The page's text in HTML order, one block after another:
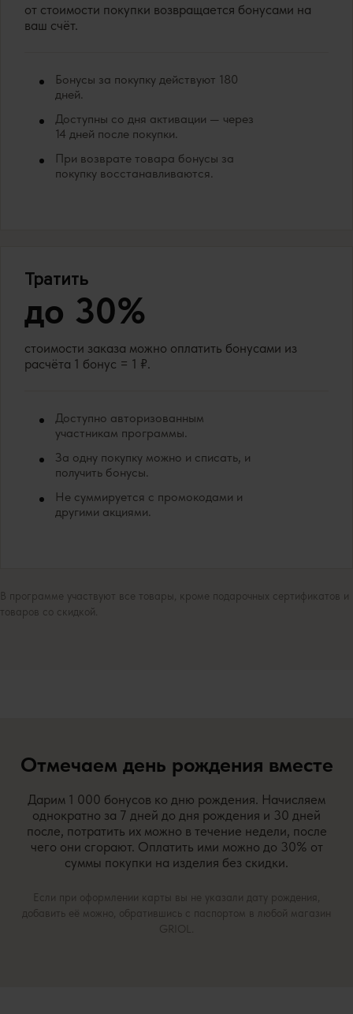
от стоимости покупки возвращается бонусами на
ваш счёт.
Бонусы за покупку действуют 180
дней.
Доступны со дня активации — через
14 дней после покупки.
При возврате товара бонусы за
покупку восстанавливаются.
Тратить
до 30%
стоимости заказа можно оплатить бонусами из
расчёта 1 бонус = 1 ₽.
Доступно авторизованным
участникам программы.
За одну покупку можно и списать, и
получить бонусы.
Не суммируется с промокодами и
другими акциями.
В программе участвуют все товары, кроме подарочных сертификатов и
товаров со скидкой.
Отмечаем день рождения вместе
Дарим 1 000 бонусов ко дню рождения. Начисляем
однократно за 7 дней до дня рождения и 30 дней
после, потратить их можно в течение недели, после
чего они сгорают. Оплатить ими можно до 30% от
суммы покупки на изделия без скидки.
Если при оформлении карты вы не указали дату рождения,
добавить её можно, обратившись с паспортом в любой магазин
GRIOL.